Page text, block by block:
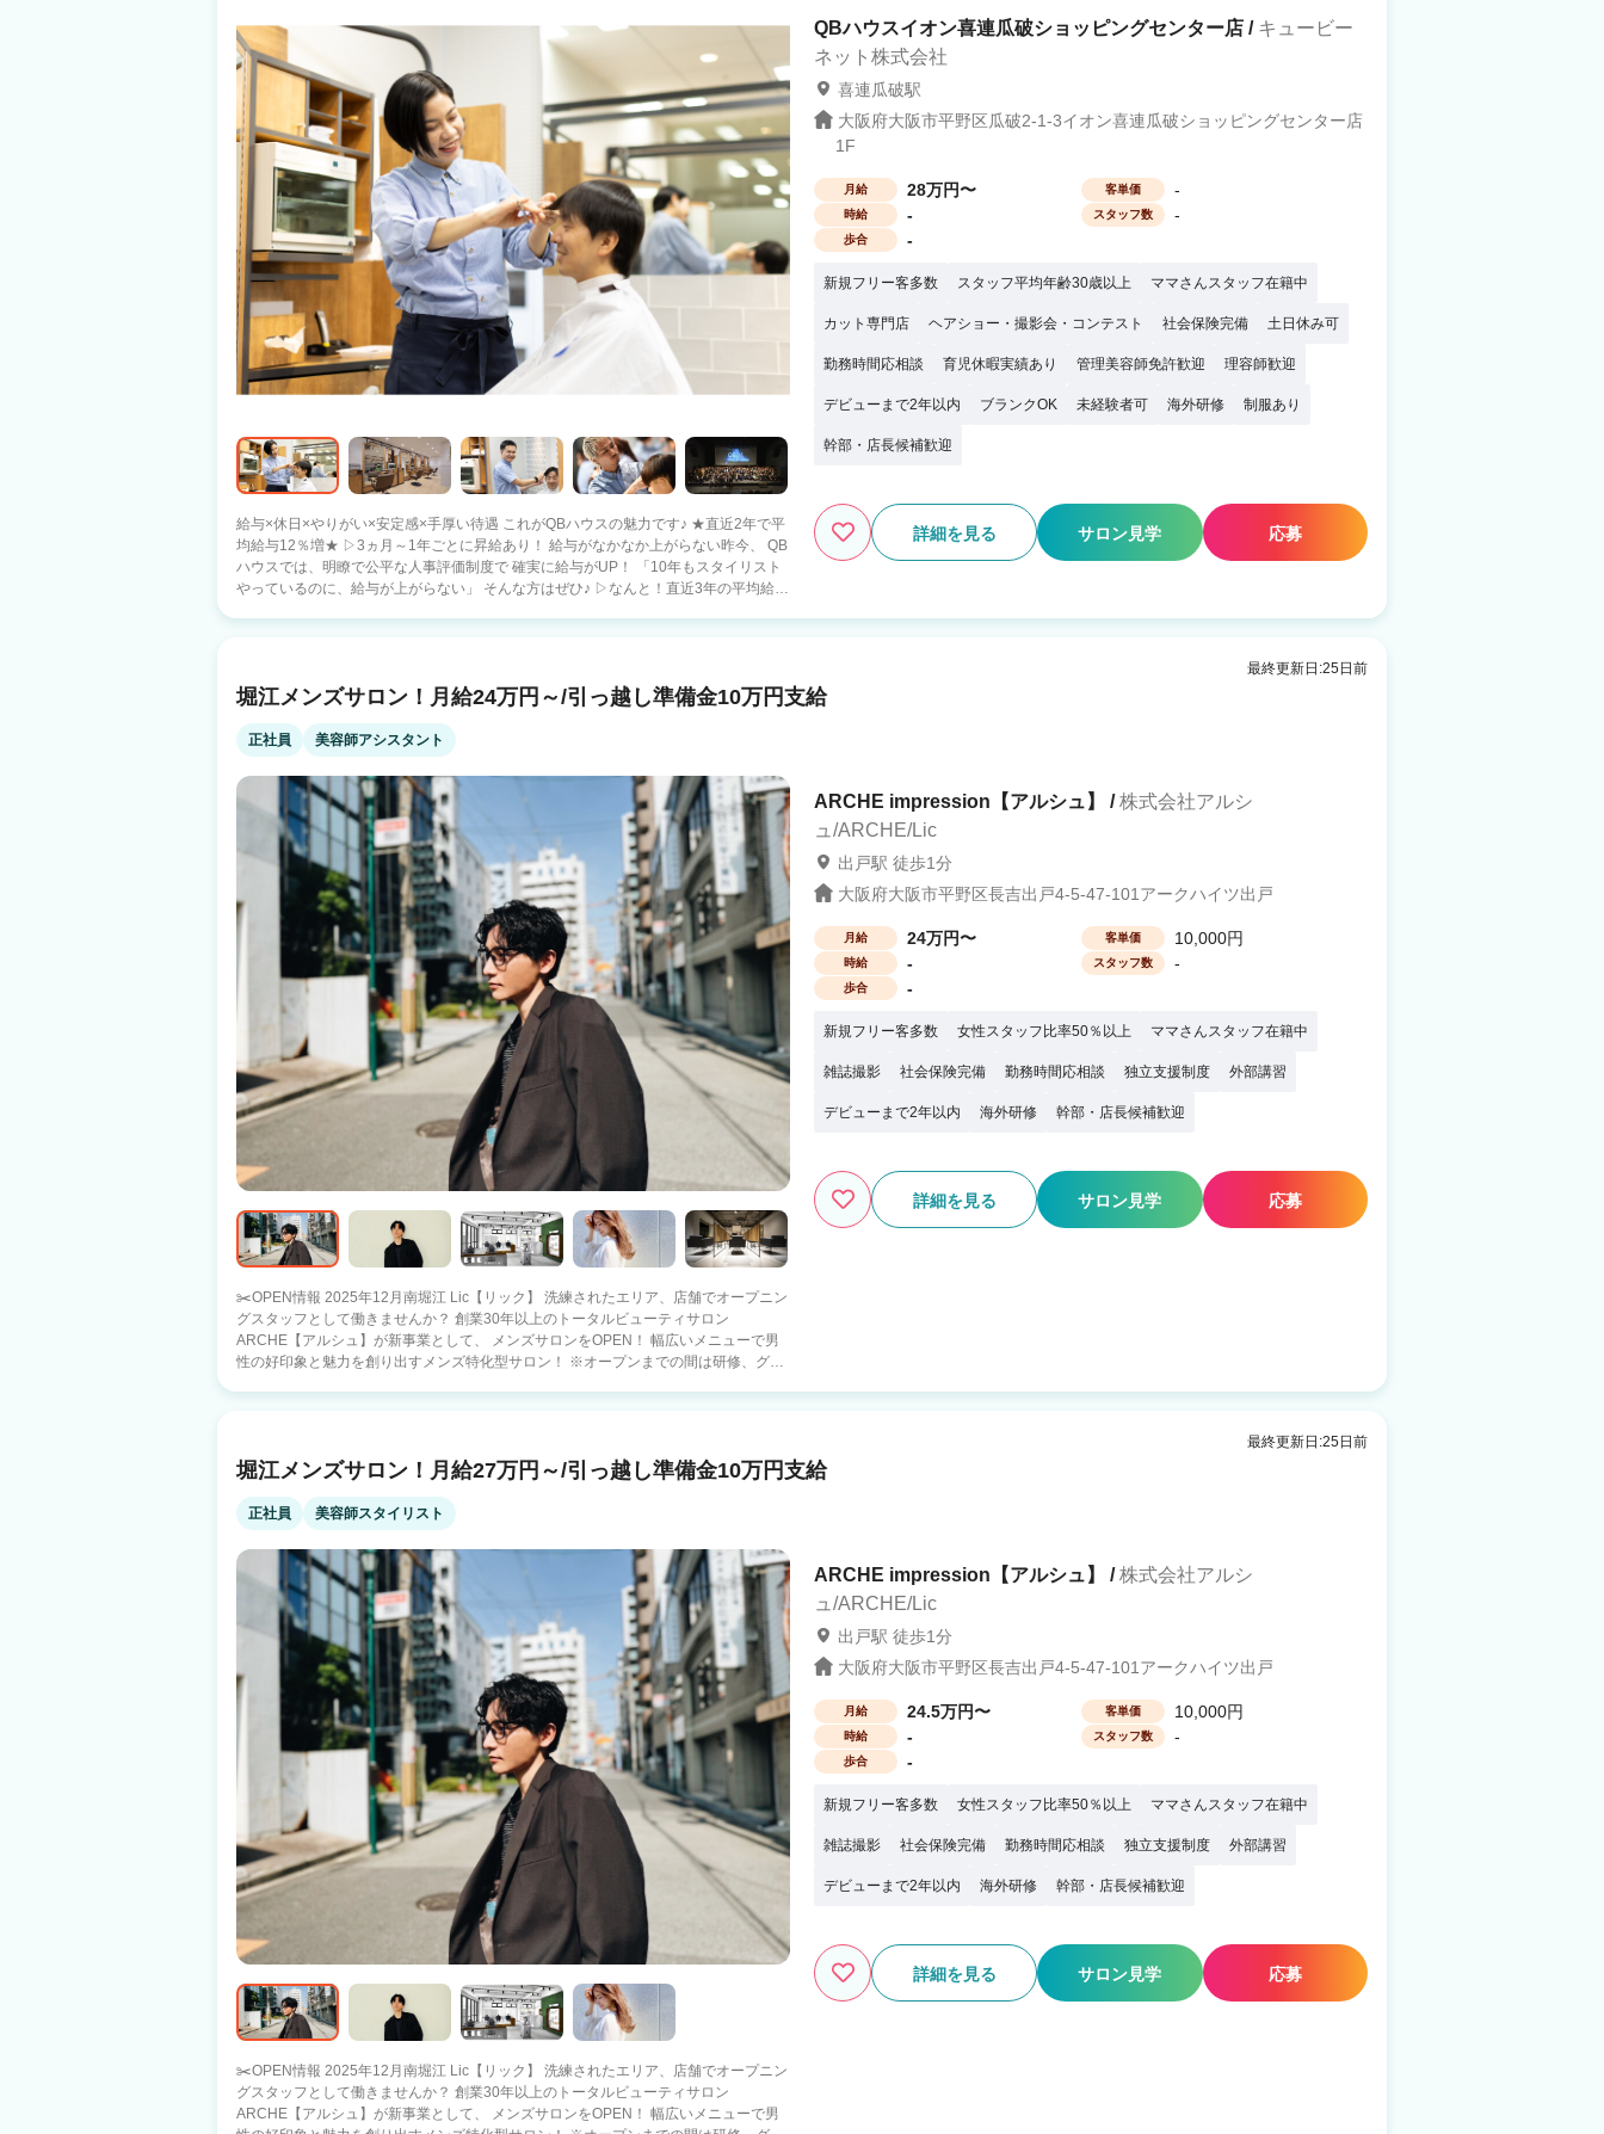
域給与例（残業手当と交通費は別途支給）】 東京：月給25.05万円～ 大阪：月給24万
円～ 名古屋：月給23.3万円～ 広島：月給22.32万円～ 仙台・札幌：月給22.1万円～ 福
岡：月給21.8万円～
給与×休日×やりがい×安定感×手厚い待遇 これがQBハウスの魅力です♪ ★直近2年で平
均給与12％増★ ▷3ヵ月～1年ごとに昇給あり！ 給与がなかなか上がらない昨今、 QB
ハウスでは、明瞭で公平な人事評価制度で 確実に給与がUP！ 「10年もスタイリスト
やっているのに、給与が上がらない」 そんな方はぜひ♪ ▷なんと！直近3年の平均給与
ハサミだけで仕上げるスタイルづくりのおもしろさ。 「カットが今より楽しくなる」
QBHOUSEでは経験値や技術レベルに合わせた研修をご用意しております。 カット未
経験者でも6ヶ月でスタイリストデビューできるカリキュラム 研修は全て勤務時間内
に行っています。 6か月間、お給与をもらいながら集中して学べます。 ◎研修費無料
◎練習用ウィッグ会社支給 ●東京・神奈川・千葉・埼玉：月給30万円～ ●大阪・京
都・兵庫・愛知：月給28万円～ ●九州：月給29.1万円～ ●岡山・四国：月給29.1万円
～ ※詳しくは採用HPをご覧ください。
QBハウスイオン喜連瓜破ショッピングセンター店 / キュービー
ネット株式会社
喜連瓜破駅
大阪府大阪市平野区瓜破2-1-3イオン喜連瓜破ショッピングセンター店
1F
月給 28万円〜 客単価 -
時給 - スタッフ数 -
歩合 -
新規フリー客多数 スタッフ平均年齢30歳以上 ママさんスタッフ在籍中
カット専門店 ヘアショー・撮影会・コンテスト 社会保険完備 土日休み可
勤務時間応相談 育児休暇実績あり 管理美容師免許歓迎 理容師歓迎
デビューまで2年以内 ブランクOK 未経験者可 海外研修 制服あり
幹部・店長候補歓迎
詳細を見る サロン見学 応募
最終更新日:25日前
堀江メンズサロン！月給24万円～/引っ越し準備金10万円支給
正社員 美容師アシスタント
✂️OPEN情報 2025年12月南堀江 Lic【リック】 洗練されたエリア、店舗でオープニン
グスタッフとして働きませんか？ 創業30年以上のトータルビューティサロン
ARCHE【アルシュ】が新事業として、 メンズサロンをOPEN！ 幅広いメニューで男
性の好印象と魅力を創り出すメンズ特化型サロン！ ※オープンまでの間は研修、グル
安な方も安心◎ 【遠方からの応募も安心・歓迎】 県外からの移住や引っ越しをサポー
たい方も安心してご応募ください。 ーーーーーーー ≪今の環境でスタイリストになる
のが不安な方必見≫ トレンドヘアスタイルはもちろん、 頭皮・毛髪ケア・スキンケ
ア・アイブロウなどケアメニューが充実！ 幅広い美容の技術と知識を習得できること
で、 お客様との信頼関係深めたり、 幅広い技術の提供は売上を作る機会が増え、所得
の向上につながっています！ レッスンスタジオ完備し1年以内でデビュー可能なカリ
キュラムで安心☆ お気軽にご相談ください！ InstagramのDMでもご相談可能です。
まずはお問い合わせください！
ARCHE impression【アルシュ】 /株式会社アルシ
ュ/ARCHE/Lic
出戸駅 徒歩1分
大阪府大阪市平野区長吉出戸4-5-47-101アークハイツ出戸
月給 24万円〜 客単価 10,000円
時給 - スタッフ数 -
歩合 -
新規フリー客多数 女性スタッフ比率50％以上 ママさんスタッフ在籍中
雑誌撮影 社会保険完備 勤務時間応相談 独立支援制度 外部講習
デビューまで2年以内 海外研修 幹部・店長候補歓迎
詳細を見る サロン見学 応募
最終更新日:25日前
堀江メンズサロン！月給27万円～/引っ越し準備金10万円支給
正社員 美容師スタイリスト
✂️OPEN情報 2025年12月南堀江 Lic【リック】 洗練されたエリア、店舗でオープニン
グスタッフとして働きませんか？ 創業30年以上のトータルビューティサロン
ARCHE【アルシュ】が新事業として、 メンズサロンをOPEN！ 幅広いメニューで男
ARCHE impression【アルシュ】 /株式会社アルシ
ュ/ARCHE/Lic
出戸駅 徒歩1分
大阪府大阪市平野区長吉出戸4-5-47-101アークハイツ出戸
月給 24.5万円〜 客単価 10,000円
時給 - スタッフ数 -
歩合 -
新規フリー客多数 女性スタッフ比率50％以上 ママさんスタッフ在籍中
雑誌撮影 社会保険完備 勤務時間応相談 独立支援制度 外部講習
デビューまで2年以内 海外研修 幹部・店長候補歓迎
詳細を見る サロン見学 応募